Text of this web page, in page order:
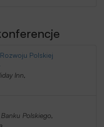
Polskiej
Inn,
Polskiego,